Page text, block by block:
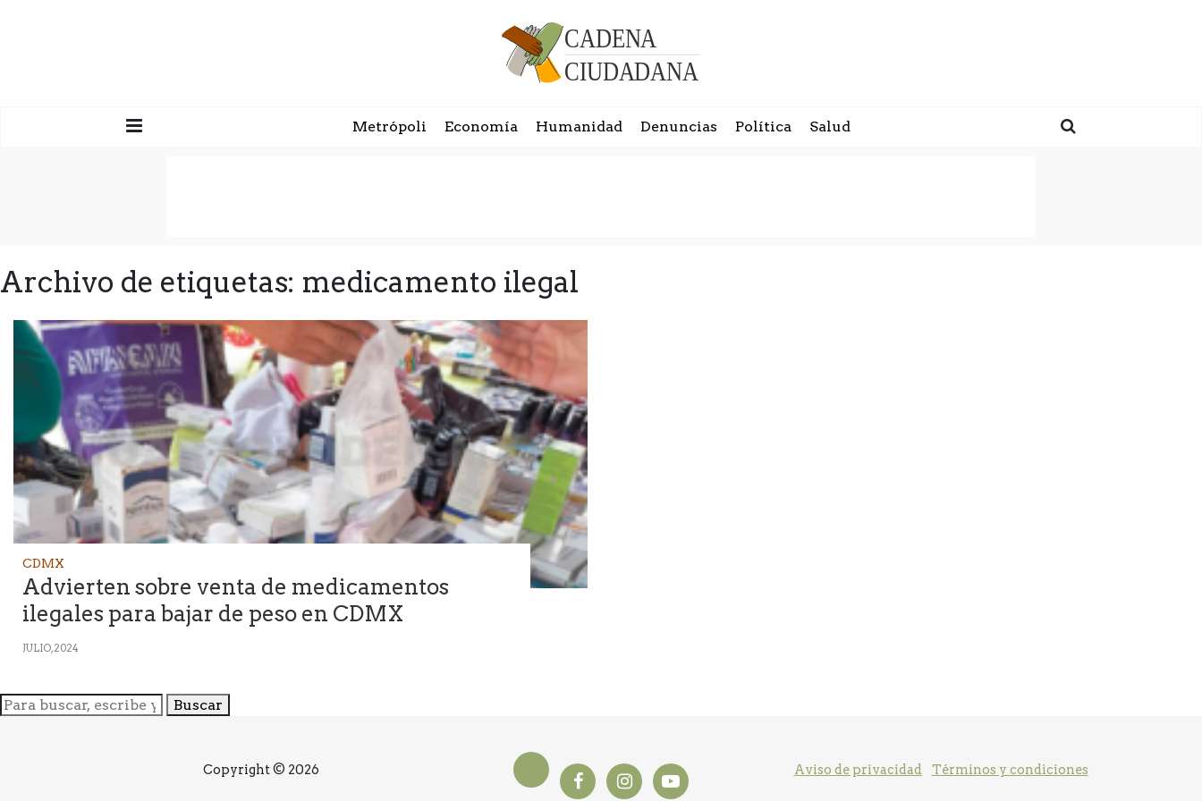
Metrópoli Economía Humanidad Denuncias Política Salud
Archivo de etiquetas: medicamento ilegal
CDMX
Advierten sobre venta de medicamentos
ilegales para bajar de peso en CDMX
JULIO, 2024
Buscar
Copyright © 2026 Aviso de privacidad Términos y condiciones